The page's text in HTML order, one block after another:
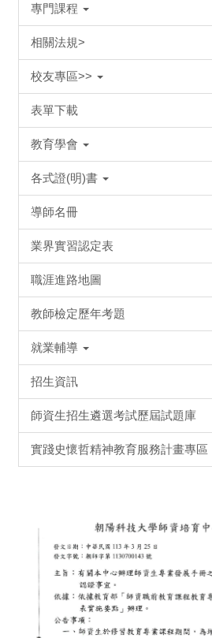
專門課程
相關法規>
校友專區>>
表單下載
教育學會
各式證(明)書
導師名冊
業界實習認定表
職涯進路地圖
教師檢定歷年考題
就業輔導
招生資訊
師資生招生遴選考試歷屆試題庫
實踐史懷哲精神教育服務計畫專區